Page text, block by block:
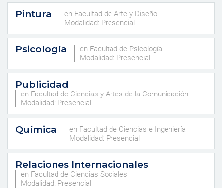
Pintura
en Facultad de Arte y Diseño
Modalidad: Presencial
Psicología
en Facultad de Psicología
Modalidad: Presencial
Publicidad
en Facultad de Ciencias y Artes de la Comunicación
Modalidad: Presencial
Química
en Facultad de Ciencias e Ingeniería
Modalidad: Presencial
Relaciones Internacionales
en Facultad de Ciencias Sociales
Modalidad: Presencial